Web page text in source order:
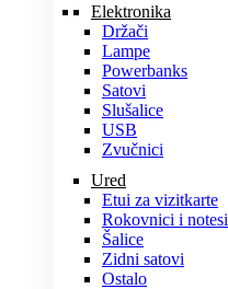
Elektronika
Držači
Lampe
Powerbanks
Satovi
Slušalice
USB
Zvučnici
Ured
Etui za vizitkarte
Rokovnici i notesi
Šalice
Zidni satovi
Ostalo